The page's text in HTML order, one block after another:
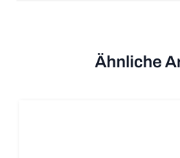
Ähnliche